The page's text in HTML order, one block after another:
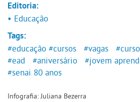
Editoria:
• Educação
Tags:
#educação #cursos #vagas
#ead
#aniversário #jovem
#senai 80 anos
Infografia: Juliana Bezerra